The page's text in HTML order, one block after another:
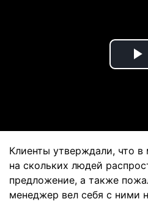
Клиенты утверждали, что
на скольких людей
предложение, а также
менеджер вел себя с ними